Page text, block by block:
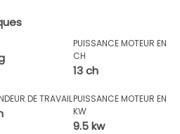
PUISSANCE MOTEUR EN
CH
13 ch
DE TRAVAILPUISSANCE MOTEUR EN
KW
9.5 kw